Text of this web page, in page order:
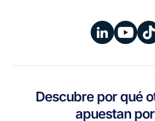
Descubre por qué
apuestan